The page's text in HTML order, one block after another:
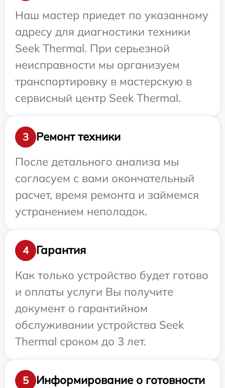
Наш мастер приедет по указанному
адресу для диагностики техники
Seek Thermal. При серьезной
неисправности мы организуем
транспортировку в мастерскую в
сервисный центр Seek Thermal.
3
Ремонт техники
После детального анализа мы
согласуем с вами окончательный
расчет, время ремонта и займемся
устранением неполадок.
4
Гарантия
Как только устройство будет готово
и оплаты услуги Вы получите
документ о гарантийном
обслуживании устройства Seek
Thermal сроком до 3 лет.
5
Информирование о готовности